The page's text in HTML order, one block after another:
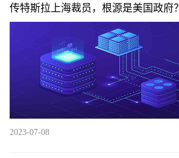
传特斯拉上海裁员，根源是美国政府？
2023-07-08